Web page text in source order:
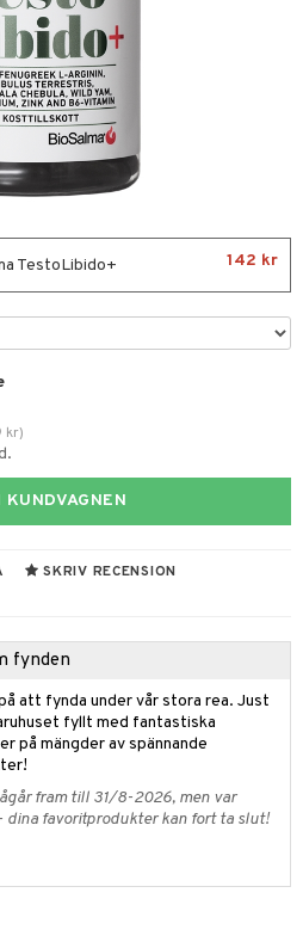
TestoLibido+ 142 kr
kr)
KUNDVAGNEN
SKRIV RECENSION
fynden
att fynda under vår stora rea. Just
fyllt med fantastiska
på mängder av spännande
fram till 31/8-2026, men var
dina favoritprodukter kan fort ta slut!